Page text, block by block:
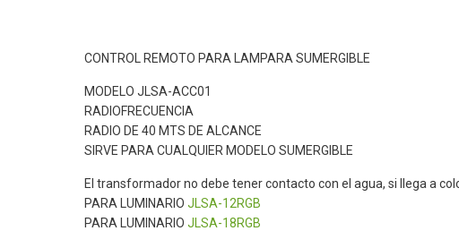
CONTROL REMOTO PARA LAMPARA SUMERGIBLE
MODELO JLSA-ACC01
RADIOFRECUENCIA
RADIO DE 40 MTS DE ALCANCE
SIRVE PARA CUALQUIER MODELO SUMERGIBLE
El transformador no debe tener contacto con el agua, si llega a
PARA LUMINARIO JLSA-12RGB
PARA LUMINARIO JLSA-18RGB